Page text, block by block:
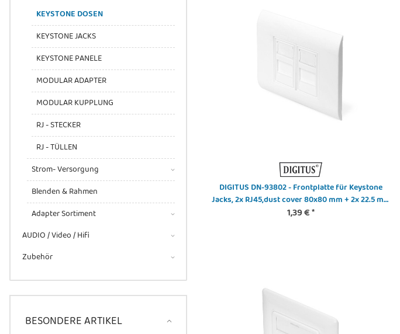
DIGITUS DN-93802 - Frontplatte für Keystone
Jacks, 2x RJ45,dust cover 80x80 mm + 2x 22.5 mm
modular insert, RAL 9003
1,39 €*
KEYSTONE DOSEN
KEYSTONE JACKS
KEYSTONE PANELE
MODULAR ADAPTER
MODULAR KUPPLUNG
RJ - STECKER
RJ - TÜLLEN
Strom- Versorgung
Blenden & Rahmen
Adapter Sortiment
AUDIO / Video / Hifi
Zubehör
BESONDERE ARTIKEL